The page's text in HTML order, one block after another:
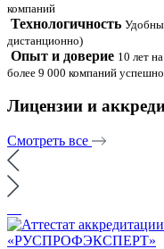
компаний
Технологичность
дистанционно)
Опыт и доверие 10 лет
более 9 000 компаний
Лицензии и
Смотреть все